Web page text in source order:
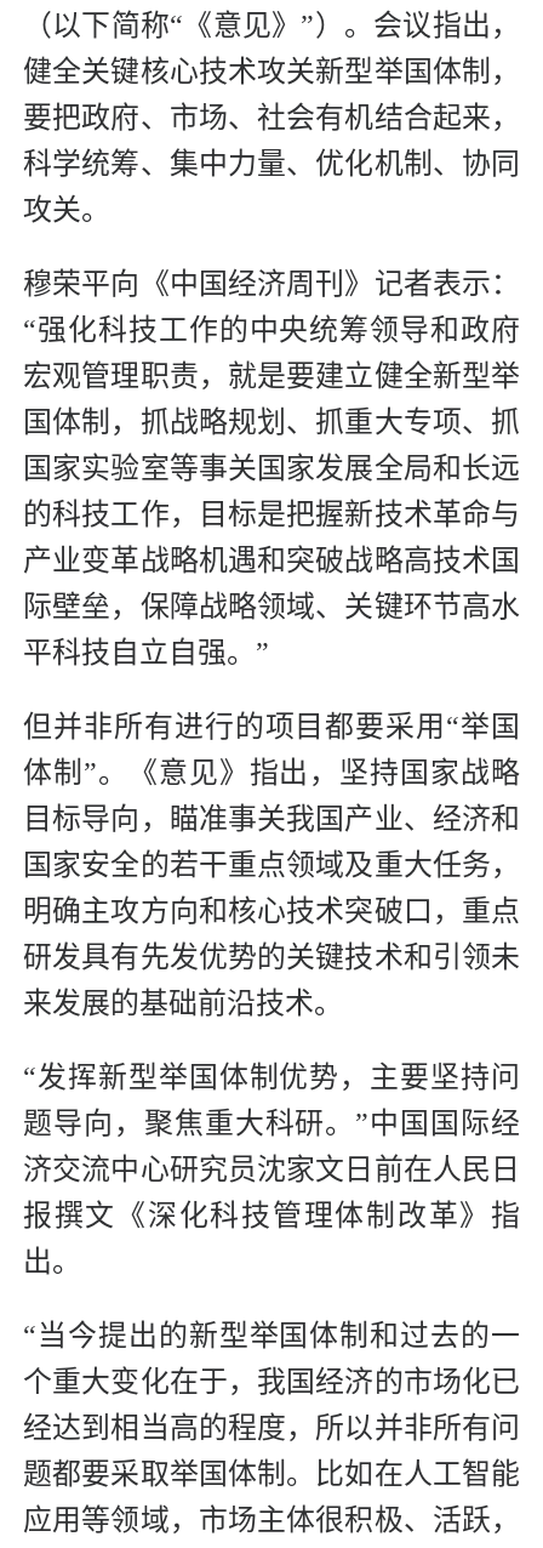
（以下简称“《意见》”）。会议指出，
健全关键核心技术攻关新型举国体制，
要把政府、市场、社会有机结合起来，
科学统筹、集中力量、优化机制、协同
攻关。
穆荣平向《中国经济周刊》记者表示：
“强化科技工作的中央统筹领导和政府
宏观管理职责，就是要建立健全新型举
国体制，抓战略规划、抓重大专项、抓
国家实验室等事关国家发展全局和长远
的科技工作，目标是把握新技术革命与
产业变革战略机遇和突破战略高技术国
际壁垒，保障战略领域、关键环节高水
平科技自立自强。”
但并非所有进行的项目都要采用“举国
体制”。《意见》指出，坚持国家战略
目标导向，瞄准事关我国产业、经济和
国家安全的若干重点领域及重大任务，
明确主攻方向和核心技术突破口，重点
研发具有先发优势的关键技术和引领未
来发展的基础前沿技术。
“发挥新型举国体制优势，主要坚持问
题导向，聚焦重大科研。”中国国际经
济交流中心研究员沈家文日前在人民日
报撰文《深化科技管理体制改革》指
出。
“当今提出的新型举国体制和过去的一
个重大变化在于，我国经济的市场化已
经达到相当高的程度，所以并非所有问
题都要采取举国体制。比如在人工智能
应用等领域，市场主体很积极、活跃，